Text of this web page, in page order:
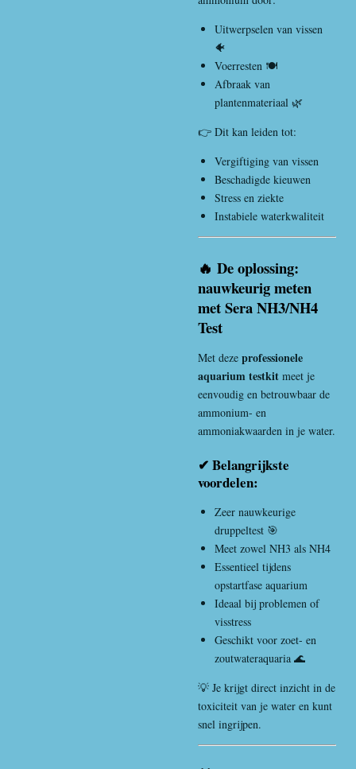
Uitwerpselen van vissen
🐠
Voerresten 🍽️
Afbraak van
plantenmateriaal 🌿
👉 Dit kan leiden tot:
Vergiftiging van vissen
Beschadigde kieuwen
Stress en ziekte
Instabiele waterkwaliteit
🔥 De oplossing:
nauwkeurig meten
met Sera NH3/NH4
Test
Met deze professionele
aquarium testkit meet je
eenvoudig en betrouwbaar de
ammonium- en
ammoniakwaarden in je water.
✔ Belangrijkste
voordelen:
Zeer nauwkeurige
druppeltest 🎯
Meet zowel NH3 als NH4
Essentieel tijdens
opstartfase aquarium
Ideaal bij problemen of
visstress
Geschikt voor zoet- en
zoutwateraquaria 🌊
💡 Je krijgt direct inzicht in de
toxiciteit van je water en kunt
snel ingrijpen.